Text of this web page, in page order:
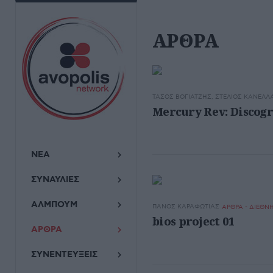
ΝΕΑ
ΣΥΝΑΥΛΙΕΣ
ΑΛΜΠΟΥΜ
ΑΡΘΡΑ
ΣΥΝΕΝΤΕΥΞΕΙΣ
ΑΡΘΡΑ
ΤΆΣΟΣ ΒΟΓΙΑΤΖΉΣ, ΣΤΈΛΙΟΣ
Mercury Rev:
ΠΆΝΟΣ ΚΑΡΑΦΩΤΙΆΣ ΑΡΘΡΑ - ΔΙΕΘΝΗ
bios project 01